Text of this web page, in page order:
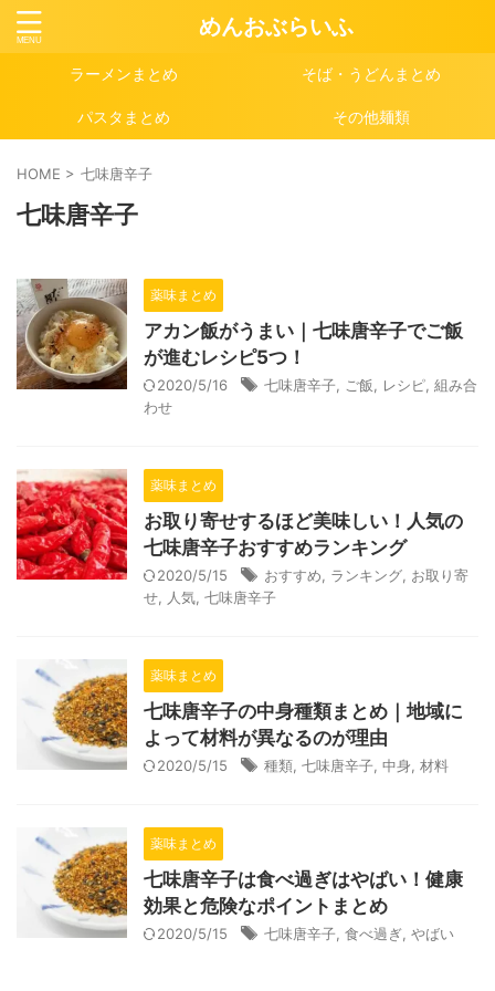
めんおぶらいふ
ラーメンまとめ そば・うどんまとめ
パスタまとめ その他麺類
HOME > 七味唐辛子
七味唐辛子
薬味まとめ
アカン飯がうまい｜七味唐辛子でご飯
が進むレシピ5つ！
2020/5/16 七味唐辛子 ご飯 レシピ 組み合
わせ
薬味まとめ
お取り寄せするほど美味しい！人気の
七味唐辛子おすすめランキング
2020/5/15 おすすめ ランキング お取り寄
せ
人気 七味唐辛子
薬味まとめ
七味唐辛子の中身種類まとめ｜地域に
よって材料が異なるのが理由
2020/5/15 種類 七味唐辛子 中身 材料
薬味まとめ
七味唐辛子は食べ過ぎはやばい！健康
効果と危険なポイントまとめ
2020/5/15 七味唐辛子 食べ過ぎ やばい